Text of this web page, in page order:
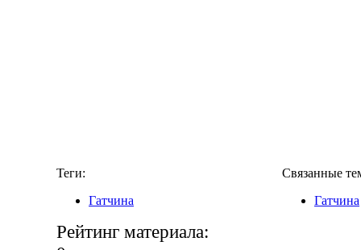
Теги:
Гатчина
Связанные
Гатчина
Рейтинг материала: